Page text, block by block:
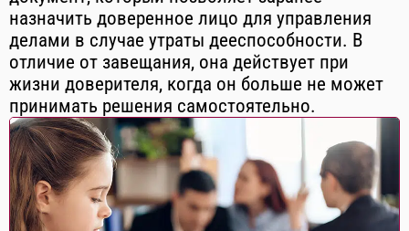
назначить доверенное лицо для управления
делами в случае утраты дееспособности. В
отличие от завещания, она действует при
жизни доверителя, когда он больше не может
принимать решения самостоятельно.